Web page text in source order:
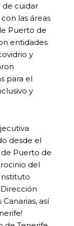
de cuidar
las áreas
Puerto de
entidades
y
para el
y
desde el
Puerto de
del
así